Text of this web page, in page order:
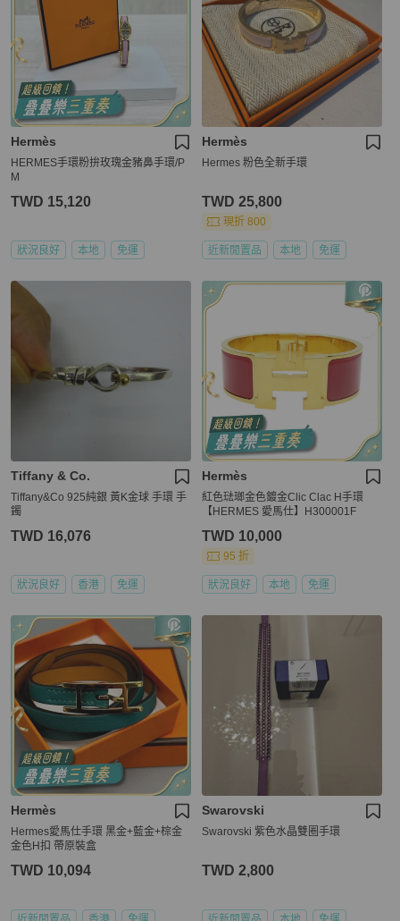
Hermès
HERMES手環粉拚玫瑰金豬鼻手環/P
M
TWD 15,120
狀況良好 本地 免運
Hermès
Hermes 粉色全新手環
TWD 25,800
現折 800
近新閒置品 本地 免運
Tiffany & Co.
Tiffany&Co 925純銀 黃K金球 手環 手
鐲
TWD 16,076
狀況良好 香港 免運
Hermès
紅色琺瑯金色鍍金Clic Clac H手環
【HERMES 愛馬仕】H300001F
TWD 10,000
95 折
狀況良好 本地 免運
Hermès
Hermes愛馬仕手環 黑金+藍金+棕金
金色H扣 帶原裝盒
TWD 10,094
Swarovski
Swarovski 紫色水晶雙圈手環
TWD 2,800